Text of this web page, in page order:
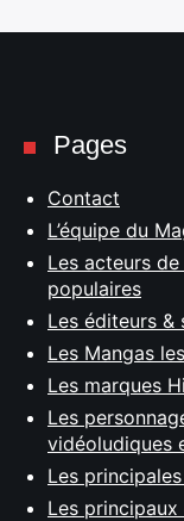
Pages
Contact
L’équipe du
Les acteurs
populaires
Les éditeurs
Les Mangas
Les marques
Les
vidéoludiques
Les
Les